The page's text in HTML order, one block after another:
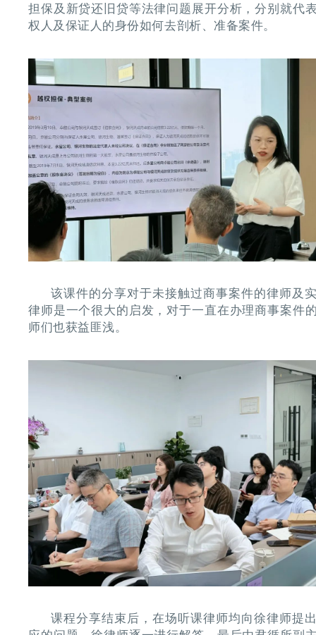
担保及新贷还旧贷等法律问题展开分析，分别就代
权人及保证人的身份如何去剖析、准备案件。
该课件的分享对于未接触过商事案件的律师及
律师是一个很大的启发，对于一直在办理商事案件
师们也获益匪浅。
课程分享结束后，在场听课律师均向徐律师提